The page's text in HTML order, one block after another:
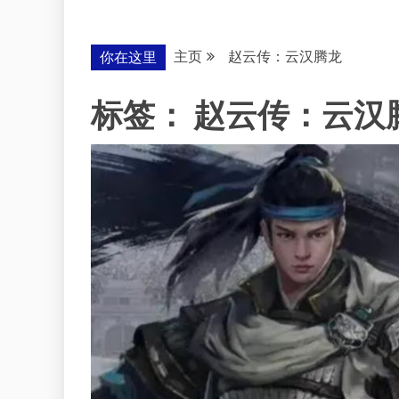
你在这里 主页 赵云传：云汉腾龙
标签： 赵云传：云汉